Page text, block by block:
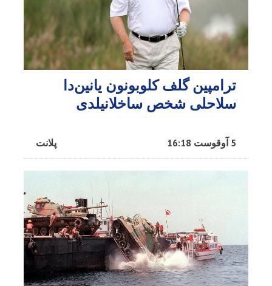
ترامپین گلف کلوبونون یانین‌دا
سلاحلی شخص ساخلانیلدی
پلانت 5 آوقوست 16:18